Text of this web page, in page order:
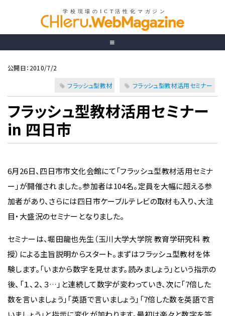
公開日：2010/7/2
フラッシュ型教材 フラッシュ型教材活用セミナー
フラッシュ型教材活用セミナー
in 四日市
6月26日、四日市市文化会館にて「フラッシュ型教材活用セミナ
ー」が開催されました。参加者は104名。定員を大幅に超える参
加者があり、さらには四日市ケーブルテレビの取材も入り、大注
目・大盛況のセミナーとなりました。
セミナーは、堀田龍也先生（玉川大学大学院 教育学研究科 教
授）による主旨説明からスタート。まずはフラッシュ型教材を体
験します。「いまから数字を見せます。読みましょう」という指示の
後、「１、２、３…」と連続して数字が変わっていき、次に「7倍した
数を言いましょう」「英語で言いましょう」「7倍した数を英語で言